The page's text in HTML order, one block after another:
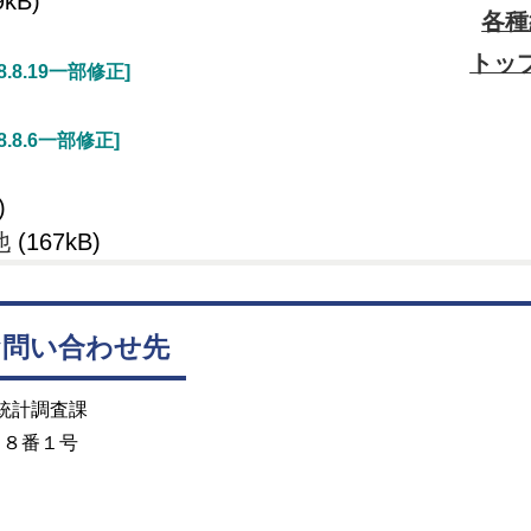
一部修正]
一部修正]
(167kB)
各
トッ
い合わせ先
計調査課
番１号